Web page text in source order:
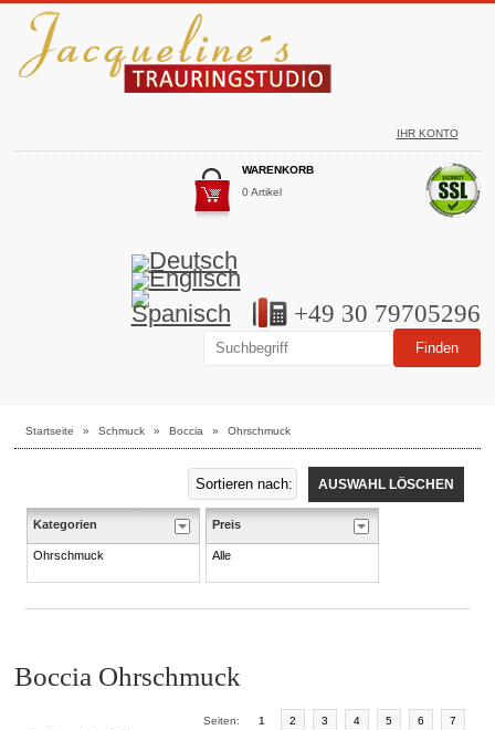
IHR KONTO
WARENKORB
0 Artikel
+49 30 79705296
Startseite » Schmuck » Boccia » Ohrschmuck
AUSWAHL LÖSCHEN
Kategorien
Ohrschmuck
Preis
Alle
Boccia Ohrschmuck
Seiten: 1 2 3 4 5 6
7